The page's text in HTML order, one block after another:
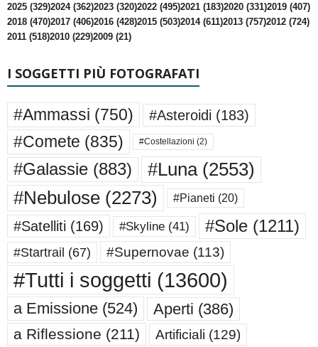
2025 (329)2024 (362)2023 (320)2022 (495)2021 (183)2020 (331)2019 (407)
2018 (470)2017 (406)2016 (428)2015 (503)2014 (611)2013 (757)2012 (724)
2011 (518)2010 (229)2009 (21)
I SOGGETTI PIÙ FOTOGRAFATI
#Ammassi (750) #Asteroidi (183)
#Comete (835) #Costellazioni (2)
#Galassie (883) #Luna(2553)
#Nebulose (2273) #Pianeti (20)
#Satelliti (169) #Skyline (41) #Sole (1211)
#Startrail (67) #Supernovae (113)
#Tutti i soggetti (13600)
a Emissione (524) Aperti (386)
a Riflessione (211) Artificiali (129)